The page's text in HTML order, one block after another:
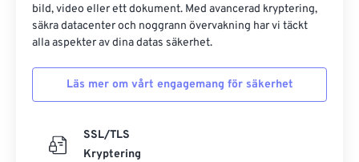
bild, video eller ett dokument. Med avancerad kryptering,
säkra datacenter och noggrann övervakning har vi täckt
alla aspekter av dina datas säkerhet.
Läs mer om vårt engagemang för säkerhet
SSL/TLS
Kryptering